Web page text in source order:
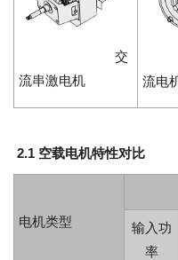
交
流串激电机
流电
2.1 空载电机特性对比
电机类型
输入功
率